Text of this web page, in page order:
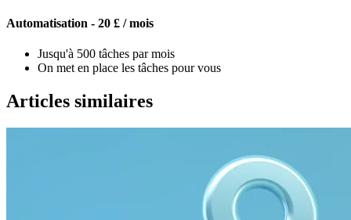
Automatisation - 20 £ / mois
Jusqu'à 500 tâches par mois
On met en place les tâches pour vous
Articles similaires